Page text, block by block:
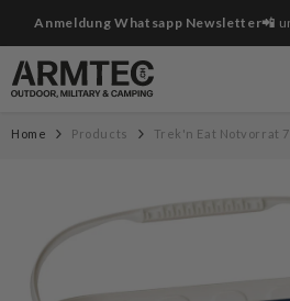
Anmeldung Whatsapp Newsletter📲
Home Products Trek'n Eat Notvorrat